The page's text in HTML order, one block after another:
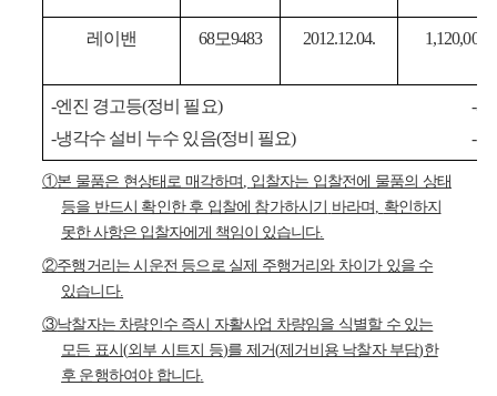
레이밴 68모9483 2012.12.04. 1,120,000
-엔진 경고등(정비 필요)
-냉각수 설비 누수 있음(정비 필요)
-시
-차
①본 물품은 현상태로 매각하며 , 입찰자는 입찰전에 물품의 상태
등을 반드시 확인한 후 입찰에 참가하시기
바라며 , 확인하지
못한 사항은 입찰자에게 책임이 있습니다.
②주행거리는 시운전 등으로 실제 주행거리와 차이가 있을 수
있습니다.
③낙찰자는 차량인수 즉시 자활사업 차량임을 식별할 수 있는
모든 표시(외부 시트지 등)를 제거(제거비용 낙찰자 부담)한
후 운행하여야 합니다.